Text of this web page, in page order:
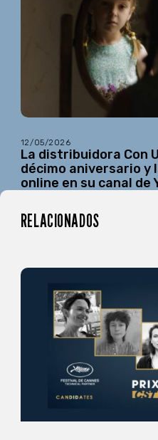
12/05/2026
La distribuidora Con
décimo aniversario y
online en su canal de
RELACIONADOS